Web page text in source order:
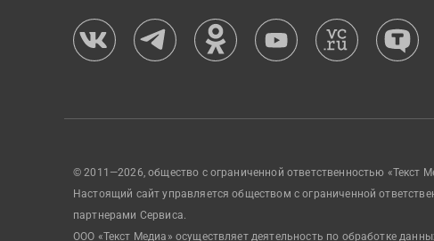
© 2011—2026, общество с ограниченной ответственностью «Текст
Настоящий сайт управляется обществом с ограниченной
партнерами Сервиса.
ООО «Текст Медиа» осуществляет деятельность по обработке